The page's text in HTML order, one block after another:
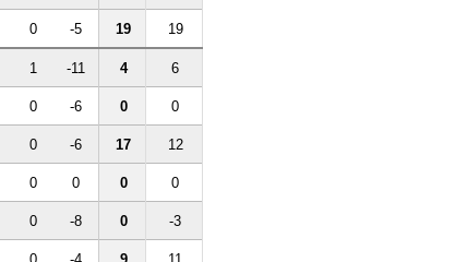
0 -5 19 19
1 -11 4 6
0 -6 0 0
0 -6 17 12
0 0 0 0
0 -8 0 -3